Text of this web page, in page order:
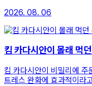
2026. 08. 06
킴 카다시안이 몰래 먹
킴 카다시안이 비밀리에
트레스 완화에 효과적이라